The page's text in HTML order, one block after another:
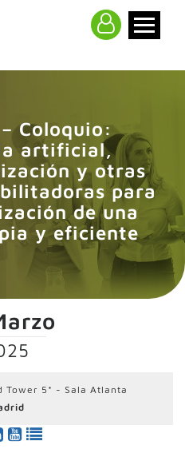
Coloquio:
artificial,
y otras
para
de una
y eficiente
Tower 5* - Sala Atlanta